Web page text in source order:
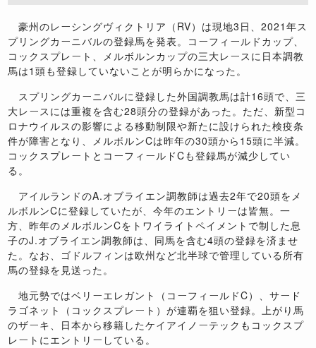
豪州のレーシングヴィクトリア（RV）は現地3日、2021年ス
プリングカーニバルの登録馬を発表。コーフィールドカップ、
コックスプレート、メルボルンカップの三大レースに日本調教
馬は1頭も登録していないことが明らかになった。
スプリングカーニバルに登録した外国調教馬は計16頭で、三
大レースには重複を含む28頭分の登録があった。ただ、新型コ
ロナウイルスの影響による移動制限や新たに設けられた検疫条
件が障害となり、メルボルンCは昨年の30頭から15頭に半減。
コックスプレートとコーフィールドCも登録馬が減少してい
る。
アイルランドのA.オブライエン調教師は過去2年で20頭をメ
ルボルンCに登録していたが、今年のエントリーは皆無。一
方、昨年のメルボルンCをトワイライトペイメントで制した息
子のJ.オブライエン調教師は、同馬を含む4頭の登録を済ませ
た。なお、ゴドルフィンは欧州など北半球で管理している所有
馬の登録を見送った。
地元勢ではベリーエレガント（コーフィールドC）、サード
ラゴネット（コックスプレート）が連覇を狙い登録。上がり馬
のザーキ、日本から移籍したケイアイノーテックもコックスプ
レートにエントリーしている。